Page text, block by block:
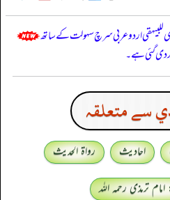
للبيهقي اردو عربی سرچ سہولت کے ساتھ
دی گئی ہے۔
سے متعلقہ
احادیث
رواۃ الحدیث
ترمذی رحمہ اللہ